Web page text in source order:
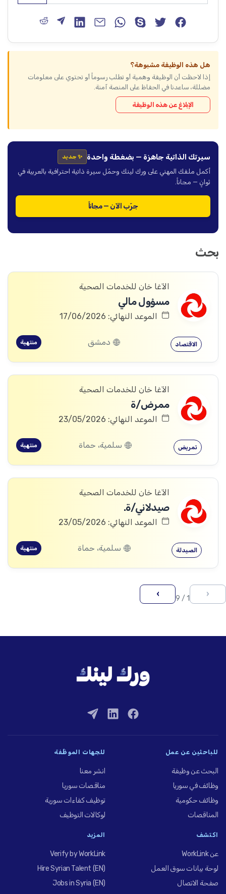
هل هذه الوظيفة مشبوهة؟
إذا لاحظت أن الوظيفة وهمية أو تطلب رسوماً أو تحتوي على معلومات
مضللة، ساعدنا في الحفاظ على المنصة آمنة.
الإبلاغ عن هذه الوظيفة
سيرتك الذاتية جاهزة — بضغطة واحدة ✨ جديد
أكمل ملفك المهني على ورك لينك وحمّل سيرة ذاتية احترافية بالعربية في
ثوانٍ — مجاناً.
جرّب الآن — مجاناً
بحث
الآغا خان للخدمات الصحية
مسؤول مالي
الموعد النهائي: 17/06/2026
الاقتصاد دمشق منتهية
الآغا خان للخدمات الصحية
ممرض/ة
الموعد النهائي: 23/05/2026
تمريض سلمية، حماة منتهية
الآغا خان للخدمات الصحية
صيدلاني/ة.
الموعد النهائي: 23/05/2026
الصيدلة سلمية، حماة منتهية
‹
1 / 9
›
للباحثين عن عمل
البحث عن وظيفة
وظائف في سوريا
وظائف حكومية
المناقصات
للجهات الموظِّفة
انشر معنا
مناقصات سوريا
توظيف كفاءات سورية
لوكالات التوظيف
اكتشف
عن WorkLink
لوحة بيانات سوق العمل
صفحة الاتصال
المزيد
Verify by WorkLink
Hire Syrian Talent (EN)
Jobs in Syria (EN)